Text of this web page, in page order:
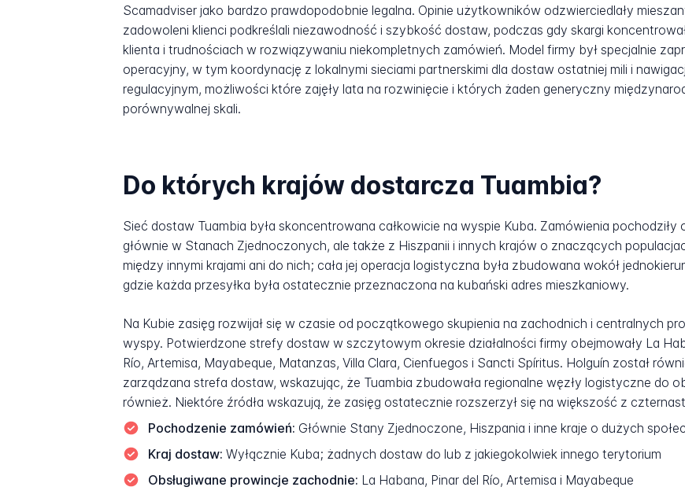
Scamadviser jako bardzo prawdopodobnie legalna. Opinie użytkowników odzwierciedlały
zadowoleni klienci podkreślali niezawodność i szybkość dostaw, podczas gdy skargi
klienta i trudnościach w rozwiązywaniu niekompletnych zamówień. Model firmy był specjalnie
operacyjny, w tym koordynację z lokalnymi sieciami partnerskimi dla dostaw ostatniej mili i
regulacyjnym, możliwości które zajęły lata na rozwinięcie i których żaden generyczny
porównywalnej skali.
Do których krajów dostarcza Tuambia?
Sieć dostaw Tuambia była skoncentrowana całkowicie na wyspie Kuba. Zamówienia
głównie w Stanach Zjednoczonych, ale także z Hiszpanii i innych krajów o znaczących
między innymi krajami ani do nich; cała jej operacja logistyczna była zbudowana wokół
gdzie każda przesyłka była ostatecznie przeznaczona na kubański adres mieszkaniowy.
Na Kubie zasięg rozwijał się w czasie od początkowego skupienia na zachodnich i centralnych
wyspy. Potwierdzone strefy dostaw w szczytowym okresie działalności firmy obejmowały La
Río, Artemisa, Mayabeque, Matanzas, Villa Clara, Cienfuegos i Sancti Spíritus. Holguín został
zarządzana strefa dostaw, wskazując, że Tuambia zbudowała regionalne węzły logistyczne do
również. Niektóre źródła wskazują, że zasięg ostatecznie rozszerzył się na większość z
Pochodzenie zamówień: Głównie Stany Zjednoczone, Hiszpania i inne kraje o dużych
Kraj dostaw: Wyłącznie Kuba; żadnych dostaw do lub z jakiegokolwiek innego terytorium
Obsługiwane prowincje zachodnie: La Habana, Pinar del Río, Artemisa i Mayabeque